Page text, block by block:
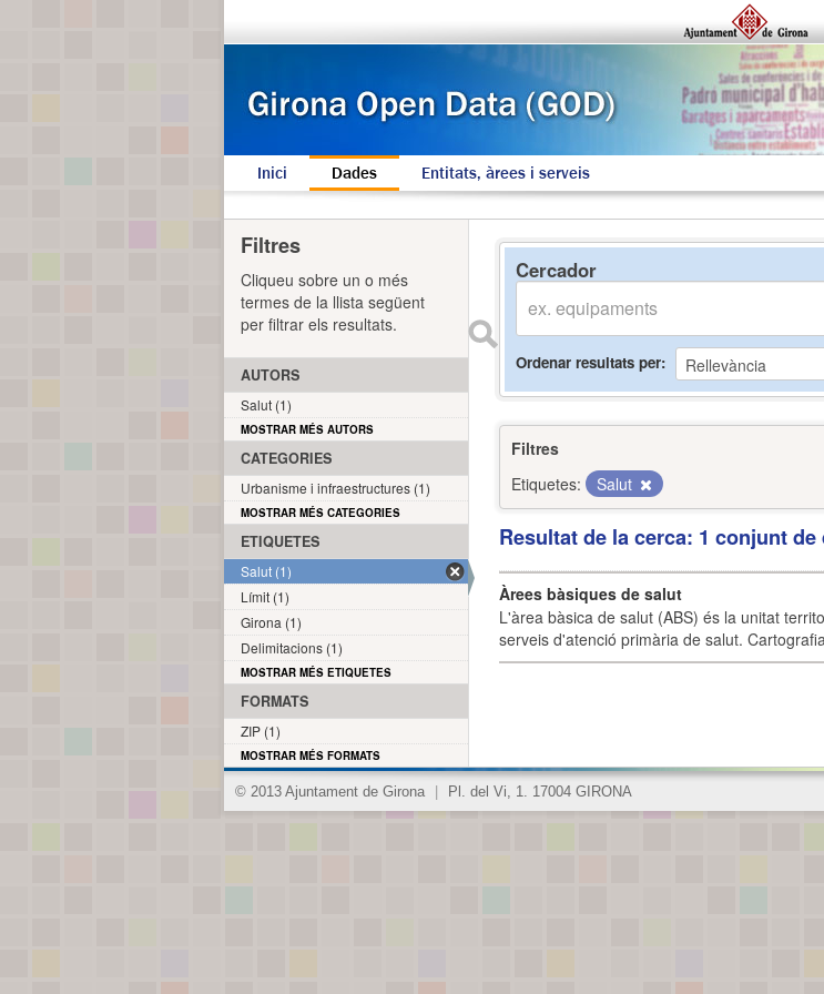
Inici Dades Entitats, àrees i serveis
Cercador
Ordenar resultats per
Filtres
Etiquetes:
Salut
Resultat de la cerca: 1 conjunt de
Àrees bàsiques de salut
L'àrea bàsica de salut (ABS) és la unitat
serveis d'atenció primària de salut.
Filtres
Cliqueu sobre un o més
termes de la llista següent
per filtrar els resultats.
AUTORS
Salut (1)
MOSTRAR MÉS AUTORS
CATEGORIES
Urbanisme i infraestructures (1)
MOSTRAR MÉS CATEGORIES
ETIQUETES
Salut (1)
Límit (1)
Girona (1)
Delimitacions (1)
MOSTRAR MÉS ETIQUETES
FORMATS
ZIP (1)
MOSTRAR MÉS FORMATS
© 2013 Ajuntament de Girona Pl. del Vi, 1. 17004 GIRONA